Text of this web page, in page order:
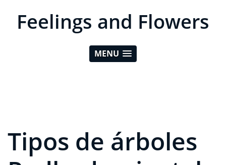
Feelings and Flowers
MENU
Tipos de árboles